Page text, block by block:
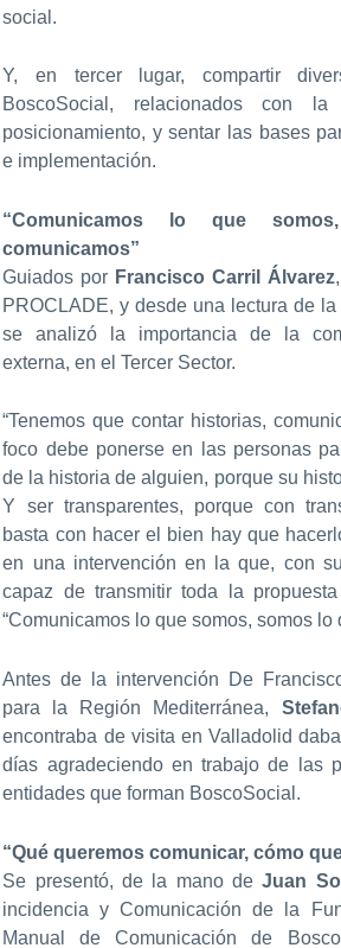
social.
Y, en tercer lugar, compartir
BoscoSocial, relacionados con
posicionamiento, y sentar las bases
e implementación.
“Comunicamos lo que
comunicamos”
Guiados por Francisco Carril Álvarez
PROCLADE, y desde una lectura de
se analizó la importancia de la
externa, en el Tercer Sector.
“Tenemos que contar historias,
foco debe ponerse en las personas
de la historia de alguien, porque su
Y ser transparentes, porque con
basta con hacer el bien hay que
en una intervención en la que, con
capaz de transmitir toda la
“Comunicamos lo que somos, somos lo
Antes de la intervención De
para la Región Mediterránea,
encontraba de visita en Valladolid
días agradeciendo en trabajo de las
entidades que forman BoscoSocial.
“Qué queremos comunicar, cómo
Se presentó, de la mano de Juan
incidencia y Comunicación de la
Manual de Comunicación de